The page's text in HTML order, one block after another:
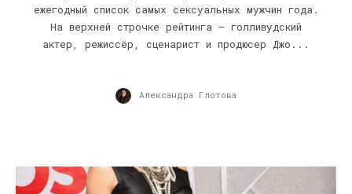
ежегодный список самых сексуальных мужчин года.
На верхней строчке рейтинга – голливудский
актер, режиссёр, сценарист и продюсер Джо...
Александра Глотова